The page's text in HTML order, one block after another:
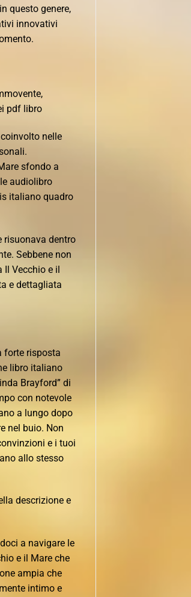
questo genere,
innovativi
pdf libro
nelle
sfondo a
audiolibro
italiano quadro
risuonava dentro
Sebbene non
Il Vecchio e il
e dettagliata
forte risposta
libro italiano
Brayford” di
con notevole
a lungo dopo
nel buio. Non
e i tuoi
allo stesso
descrizione e
a navigare le
e il Mare che
ampia che
intimo e